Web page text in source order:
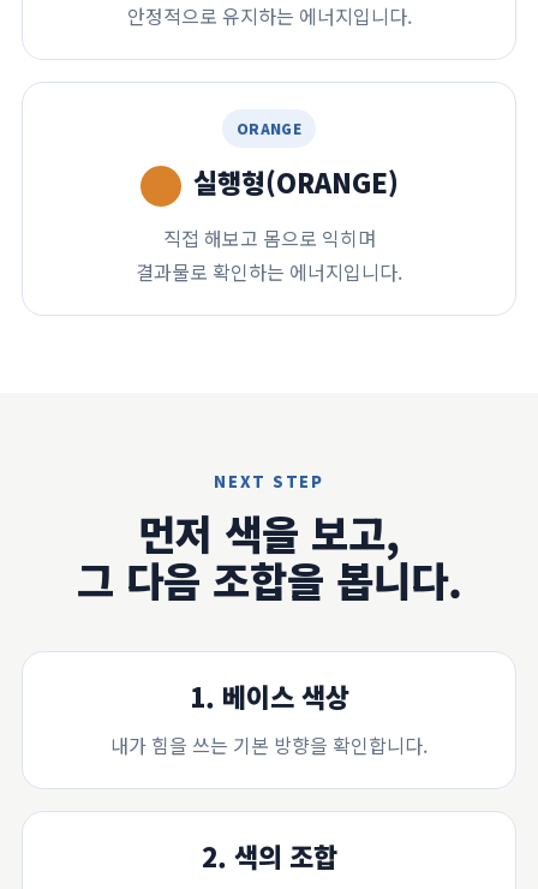
안정적으로 유지하는 에너지입니다.
ORANGE
실행형(ORANGE)
직접 해보고 몸으로 익히며
결과물로 확인하는 에너지입니다.
NEXT STEP
먼저 색을 보고,
그 다음 조합을 봅니다.
1. 베이스 색상
내가 힘을 쓰는 기본 방향을 확인합니다.
2. 색의 조합